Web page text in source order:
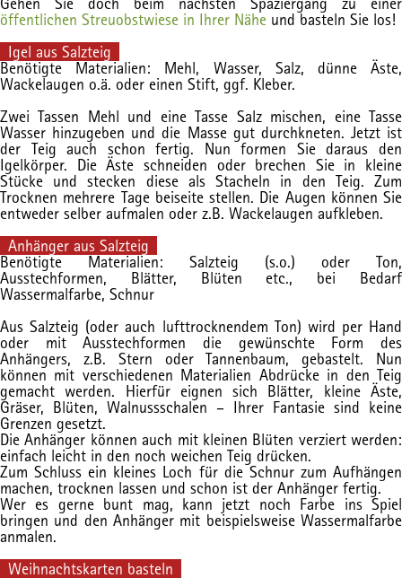
öffentlichen Streuobstwiese in Ihrer Nähe und basteln Sie los!
Igel aus Salzteig
Benötigte Materialien: Mehl, Wasser, Salz, dünne Äste,
Wackelaugen o.ä. oder einen Stift, ggf. Kleber.
Zwei Tassen Mehl und eine Tasse Salz mischen, eine Tasse
Wasser hinzugeben und die Masse gut durchkneten. Jetzt ist
der Teig auch schon fertig. Nun formen Sie daraus den
Igelkörper. Die Äste schneiden oder brechen Sie in kleine
Stücke und stecken diese als Stacheln in den Teig. Zum
Trocknen mehrere Tage beiseite stellen. Die Augen können Sie
entweder selber aufmalen oder z.B. Wackelaugen aufkleben.
Anhänger aus Salzteig
Benötigte Materialien: Salzteig (s.o.) oder Ton,
Ausstechformen, Blätter, Blüten etc., bei Bedarf
Wassermalfarbe, Schnur
Aus Salzteig (oder auch lufttrocknendem Ton) wird per Hand
oder mit Ausstechformen die gewünschte Form des
Anhängers, z.B. Stern oder Tannenbaum, gebastelt. Nun
können mit verschiedenen Materialien Abdrücke in den Teig
gemacht werden. Hierfür eignen sich Blätter, kleine Äste,
Gräser, Blüten, Walnussschalen – Ihrer Fantasie sind keine
Grenzen gesetzt.
Die Anhänger können auch mit kleinen Blüten verziert werden:
einfach leicht in den noch weichen Teig drücken.
Zum Schluss ein kleines Loch für die Schnur zum Aufhängen
machen, trocknen lassen und schon ist der Anhänger fertig.
Wer es gerne bunt mag, kann jetzt noch Farbe ins Spiel
bringen und den Anhänger mit beispielsweise Wassermalfarbe
anmalen.
Weihnachtskarten basteln